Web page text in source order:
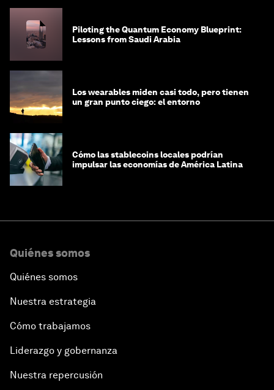
Piloting the Quantum Economy Blueprint:
Lessons from Saudi Arabia
Los wearables miden casi todo, pero tienen
un gran punto ciego: el entorno
Cómo las stablecoins locales podrían
impulsar las economías de América Latina
Quiénes somos
Quiénes somos
Nuestra estrategia
Cómo trabajamos
Liderazgo y gobernanza
Nuestra repercusión